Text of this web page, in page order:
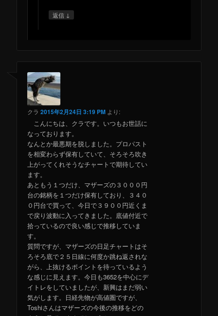
返信 ↓
クラ 2015年2月24日 3:19 PM より:
こんにちは、クラです。いつもお世話に
なっております。
なんとか最悪期を脱しました。プロパスト
を相変わらず保有していて、そろそろ吹き
上がってくれそうなチャートで期待してい
ます。
あともう１つだけ、マザーズの３０００円
台の銘柄を１つだけ保有しており、３４０
０円台で買って、今日で３９００円近くま
で戻り波動に入ってきました。底値付近で
拾っているので良い感じで推移していま
す。
質問ですが、マザーズの日足チャートはそ
ろそろ底で２５日線に何度か跳ね返されな
がら、上抜けるポイントを待っているよう
な感じに見えます。今日も3652を中心にデ
イトレをしていましたが、新興はまだ弱い
気がします。日経先物が高値圏ですが、
Toshiさんはマザーズの今後の推移をどの